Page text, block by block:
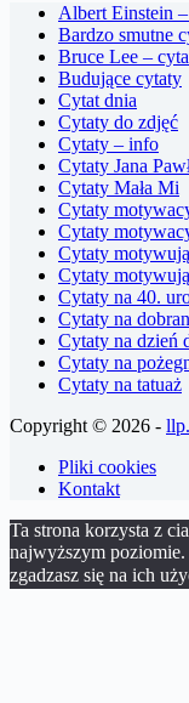
Albert Einstein
Bardzo smutne
Bruce Lee –
Budujące cytaty
Cytat dnia
Cytaty do zdjęć
Cytaty – info
Cytaty Jana
Cytaty Mała Mi
Cytaty
Cytaty
Cytaty
Cytaty
Cytaty na 40.
Cytaty na
Cytaty na dzień
Cytaty na
Cytaty na tatuaż
Copyright © 2026 -
Pliki cookies
Kontakt
Ta strona korzysta z
najwyższym poziomie.
zgadzasz się na ich